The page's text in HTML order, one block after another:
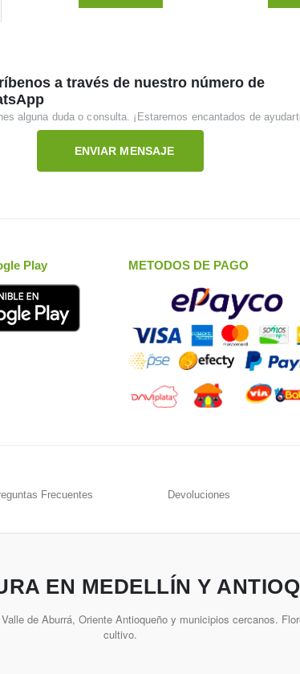
a través de nuestro número de
alguna duda o consulta. ¡Estaremos encantados de
ENVIAR MENSAJE
Play METODOS DE PAGO
Frecuentes Devoluciones
EN MEDELLÍN Y
de Aburrá, Oriente Antioqueño y municipios cercanos.
cultivo.